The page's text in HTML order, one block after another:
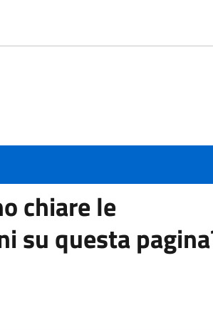
chiare le
su questa